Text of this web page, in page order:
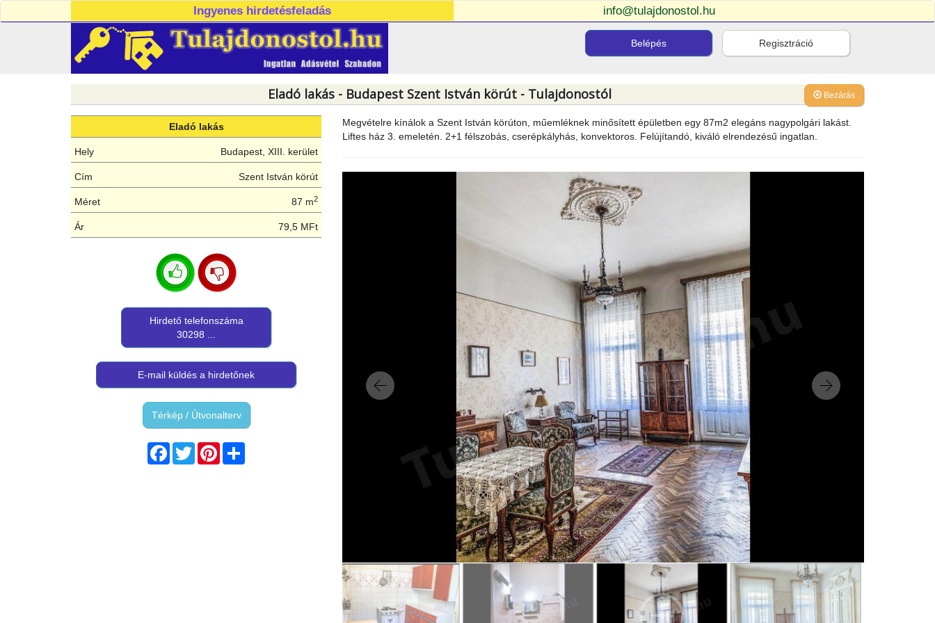
Ingyenes hirdetésfeladás info@tulajdonostol.hu
Belépés Regisztráció
Bezárás
Eladó lakás - Budapest Szent István körút - Tulajdonostól
Eladó lakás
Hely Budapest, XIII. kerület
Cím Szent István körút
Méret 87 m2
Ár 79,5 MFt
Hirdető telefonszáma
30298 ...
E-mail küldés a hirdetőnek
Térkép / Útvonalterv
Facebook
TwitterPinterest
Megvételre kínálok a Szent István körúton, műemléknek minősített épületben egy 87m2 elegáns nagypolgári lakást.
Liftes ház 3. emeletén. 2+1 félszobás, cserépkályhás, konvektoros. Felújítandó, kiváló elrendezésű ingatlan.